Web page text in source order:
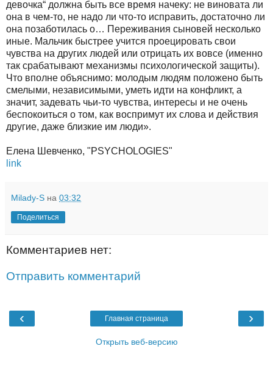
девочка“ должна быть все время начеку: не виновата ли
она в чем-то, не надо ли что-то исправить, достаточно ли
она позаботилась о… Переживания сыновей несколько
иные. Мальчик быстрее учится проецировать свои
чувства на других людей или отрицать их вовсе (именно
так срабатывают механизмы психологической защиты).
Что вполне объяснимо: молодым людям положено быть
смелыми, независимыми, уметь идти на конфликт, а
значит, задевать чьи-то чувства, интересы и не очень
беспокоиться о том, как воспримут их слова и действия
другие, даже близкие им люди».
Елена Шевченко, "PSYCHOLOGIES"
link
Milady-S на 03:32
Поделиться
Комментариев нет:
Отправить комментарий
‹ ›
Главная страница
Открыть веб-версию